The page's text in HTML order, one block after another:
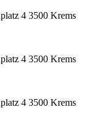
4 3500 Krems
4 3500 Krems
4 3500 Krems